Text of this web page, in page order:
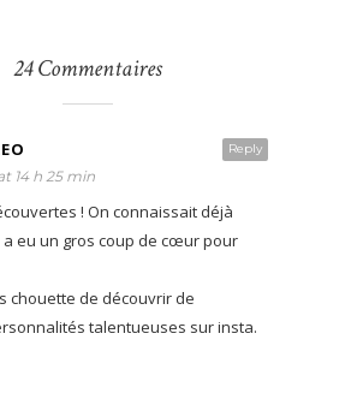
24 Commentaires
Reply
14 h 25 min
! On connaissait déjà
eu un gros coup de cœur pour
chouette de découvrir de
talentueuses sur insta.